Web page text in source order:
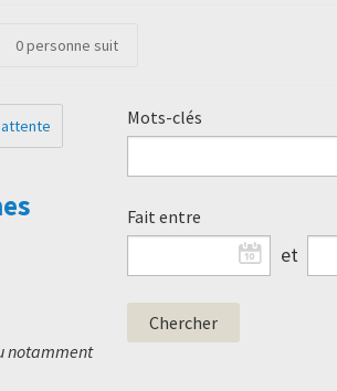
0personne suit
attente
notamment
Mots-clés
Fait entre
et